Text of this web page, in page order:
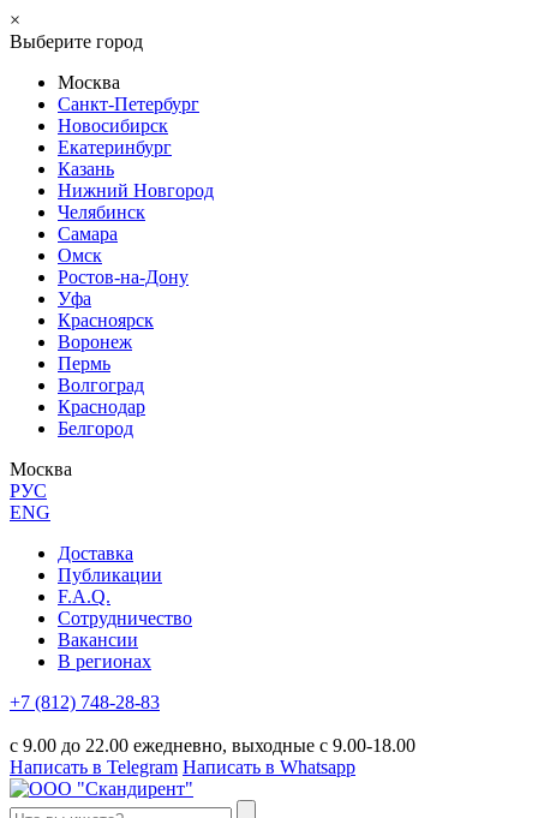
×
Выберите город
Москва
Санкт-Петербург
Новосибирск
Екатеринбург
Казань
Нижний Новгород
Челябинск
Самара
Омск
Ростов-на-Дону
Уфа
Красноярск
Воронеж
Пермь
Волгоград
Краснодар
Белгород
Москва
РУС
ENG
Доставка
Публикации
F.A.Q.
Сотрудничество
Вакансии
В регионах
+7 (812) 748-28-83
с 9.00 до 22.00 ежедневно, выходные с 9.00-18.00
Написать в Telegram Написать в Whatsapp